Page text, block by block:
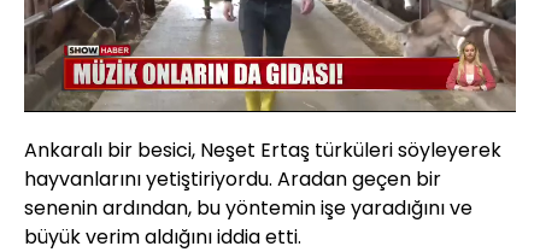
Sesi
Aç
Yüklendi
65.95%
Oynatma
Hızı
Ankaralı bir besici, Neşet Ertaş türküleri söyleyerek
hayvanlarını yetiştiriyordu. Aradan geçen bir
senenin ardından, bu yöntemin işe yaradığını ve
büyük verim aldığını iddia etti.